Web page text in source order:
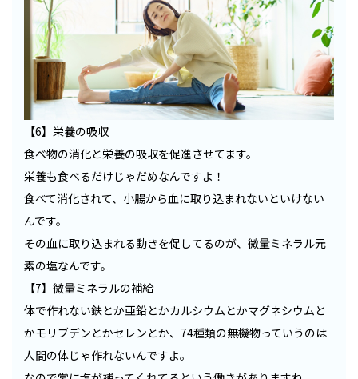
【6】栄養の吸収
食べ物の消化と栄養の吸収を促進させてます。
栄養も食べるだけじゃだめなんですよ！
食べて消化されて、小腸から血に取り込まれないといけない
んです。
その血に取り込まれる動きを促してるのが、微量ミネラル元
素の塩なんです。
【7】微量ミネラルの補給
体で作れない鉄とか亜鉛とかカルシウムとかマグネシウムと
かモリブデンとかセレンとか、74種類の無機物っていうのは
人間の体じゃ作れないんですよ。